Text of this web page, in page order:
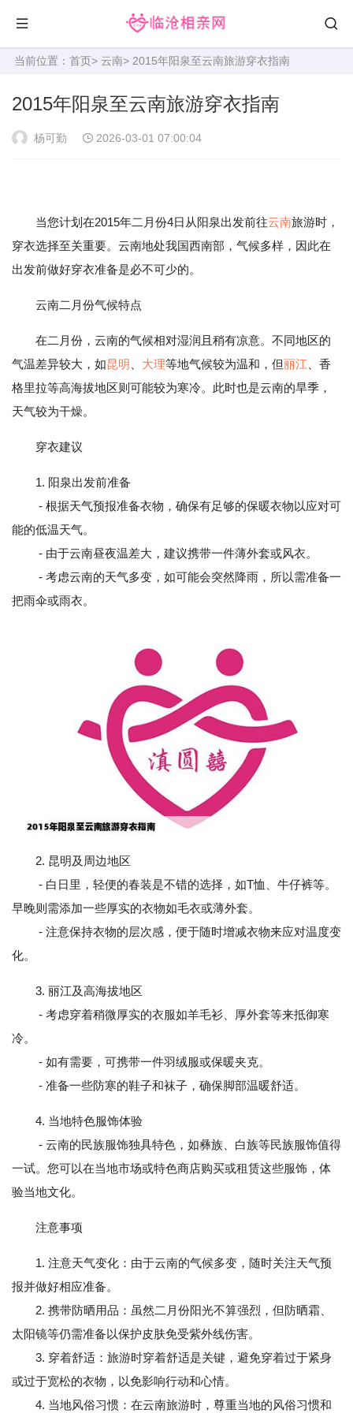
当前位置： 首页> 云南> 2015年阳泉至云南旅游穿衣指南
2015年阳泉至云南旅游穿衣指南
杨可勤 2026-03-01 07:00:04
当您计划在2015年二月份4日从阳泉出发前往云南旅游时，
穿衣选择至关重要。云南地处我国西南部，气候多样，因此在
出发前做好穿衣准备是必不可少的。
云南二月份气候特点
在二月份，云南的气候相对湿润且稍有凉意。不同地区的
气温差异较大，如昆明 大理等地气候较为温和，但丽江 、香
格里拉等高海拔地区则可能较为寒冷。此时也是云南的旱季，
天气较为干燥。
穿衣建议
1. 阳泉出发前准备
- 根据天气预报准备衣物，确保有足够的保暖衣物以应对可
能的低温天气。
- 由于云南昼夜温差大，建议携带一件薄外套或风衣。
- 考虑云南的天气多变，如可能会突然降雨，所以需准备一
把雨伞或雨衣。
2. 昆明及周边地区
- 白日里，轻便的春装是不错的选择，如T恤、牛仔裤等。
早晚则需添加一些厚实的衣物如毛衣或薄外套。
- 注意保持衣物的层次感，便于随时增减衣物来应对温度变
化。
3. 丽江及高海拔地区
- 考虑穿着稍微厚实的衣服如羊毛衫、厚外套等来抵御寒
冷。
- 如有需要，可携带一件羽绒服或保暖夹克。
- 准备一些防寒的鞋子和袜子，确保脚部温暖舒适。
4. 当地特色服饰体验
- 云南的民族服饰独具特色，如彝族、白族等民族服饰值得
一试。您可以在当地市场或特色商店购买或租赁这些服饰，体
验当地文化。
注意事项
1. 注意天气变化：由于云南的气候多变，随时关注天气预
报并做好相应准备。
2. 携带防晒用品：虽然二月份阳光不算强烈，但防晒霜、
太阳镜等仍需准备以保护皮肤免受紫外线伤害。
3. 穿着舒适：旅游时穿着舒适是关键，避免穿着过于紧身
或过于宽松的衣物，以免影响行动和心情。
4. 当地风俗习惯：在云南旅游时，尊重当地的风俗习惯和